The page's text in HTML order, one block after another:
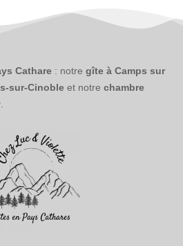
Cathare : notre gîte à Camps sur
sur-Cinoble et notre chambre